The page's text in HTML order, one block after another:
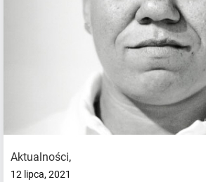
Aktualności,
12 lipca, 2021